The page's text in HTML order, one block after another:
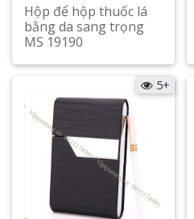
Hộp để hộp thuốc lá
bằng da sang trọng
MS 19190
Xem chi tiết
5+